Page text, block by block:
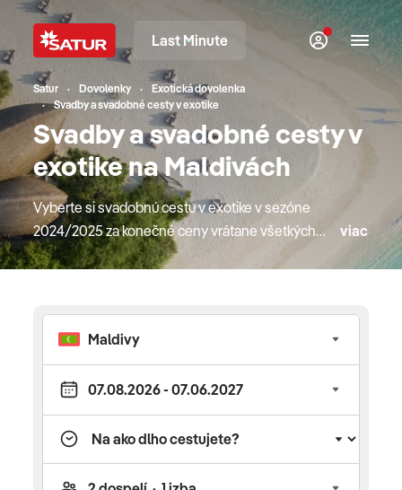
Last Minute
Satur Dovolenky
Exotická dovolenka
Svadby a svadobné cesty v exotike
Svadby a svadobné cesty v
exotike na Maldivách
Vyberte si svadobnú cestu v exotike v sezóne
2024/2025 za konečné ceny vrátane všetkých
poplatkov. V našej ponuke nájdete obľúbené
špičkový servis. Do exotiky lietame na
pravidelných letoch priamo z Bratislavy, Košíc
alebo Viedne, či Budapešti. O bezstarostnú
dovolenku sa postarajú naši delegáti,
sprievodcovia a animátori.
viac